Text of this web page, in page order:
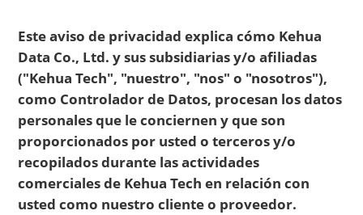
Este aviso de privacidad explica cómo Kehua
Data Co., Ltd. y sus subsidiarias y/o afiliadas
("Kehua Tech", "nuestro", "nos" o "nosotros"),
como Controlador de Datos, procesan los datos
personales que le conciernen y que son
proporcionados por usted o terceros y/o
recopilados durante las actividades
comerciales de Kehua Tech en relación con
usted como nuestro cliente o proveedor.